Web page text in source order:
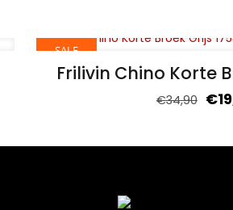
SALE
Frilivin Chino Korte
€34,90 €